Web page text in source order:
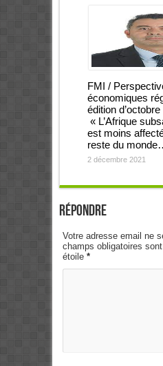
FMI /
économiques
édition d’octobre
« L’Afrique
est moins
reste du
2 décembre 2021
Répondre
Votre adresse email ne
champs obligatoires
étoile *